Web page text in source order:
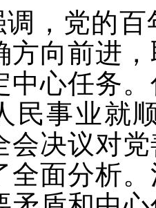
调，党的
方向前进
中心任务
民事业就
会决议对
全面分析